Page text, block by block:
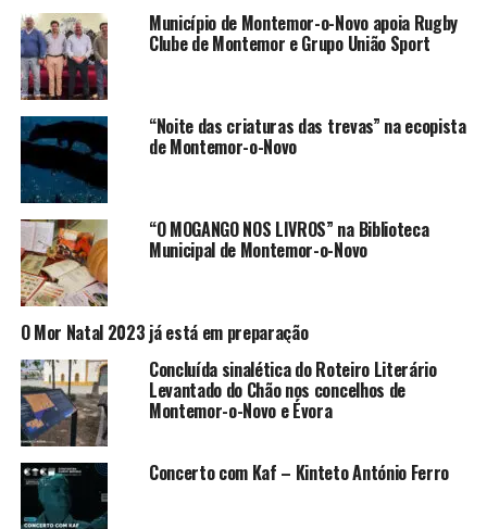
Município de Montemor-o-Novo apoia Rugby
Clube de Montemor e Grupo União Sport
“Noite das criaturas das trevas” na ecopista
de Montemor-o-Novo
“O MOGANGO NOS LIVROS” na Biblioteca
Municipal de Montemor-o-Novo
O Mor Natal 2023 já está em preparação
Concluída sinalética do Roteiro Literário
Levantado do Chão nos concelhos de
Montemor-o-Novo e Évora
Concerto com Kaf – Kinteto António Ferro